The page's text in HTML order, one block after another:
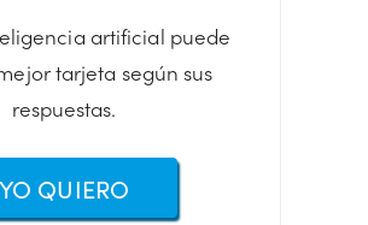
artificial puede
tarjeta según sus
respuestas.
YO QUIERO